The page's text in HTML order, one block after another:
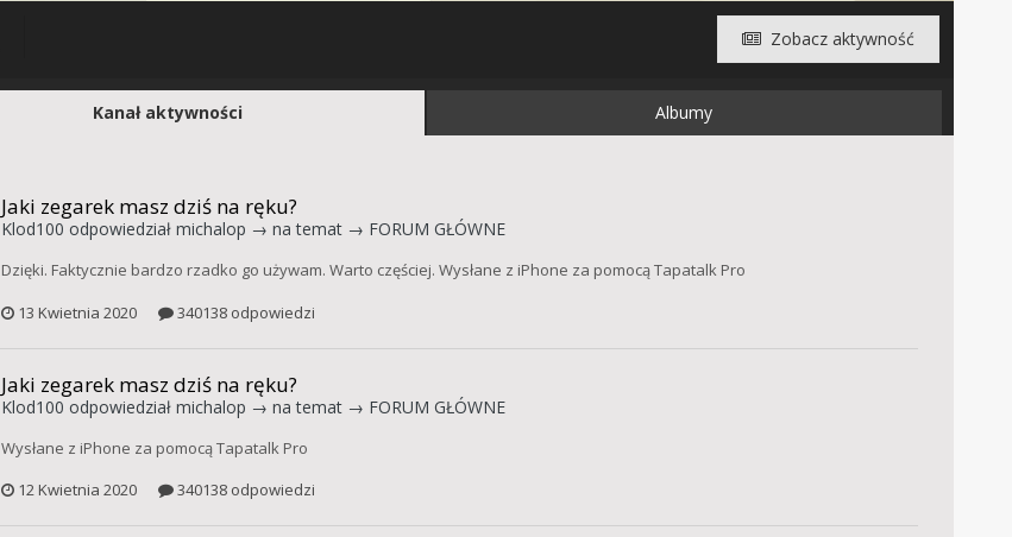
Zobacz aktywność
Kanał aktywności Albumy
Jaki zegarek masz dziś na ręku?
Klod100 odpowiedział michalop → na temat → FORUM GŁÓWNE
Dzięki. Faktycznie bardzo rzadko go używam. Warto częściej. Wysłane z iPhone za pomocą Tapatalk Pro
13 Kwietnia 2020
340138 odpowiedzi
Jaki zegarek masz dziś na ręku?
Klod100 odpowiedział michalop → na temat → FORUM GŁÓWNE
Wysłane z iPhone za pomocą Tapatalk Pro
12 Kwietnia 2020
340138 odpowiedzi